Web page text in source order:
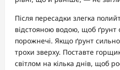
Після пересадки злегка
відстояною водою, щоб ґрунт
порожнечі. Якщо ґрунт
трохи зверху. Поставте
світлом на кілька днів, щоб